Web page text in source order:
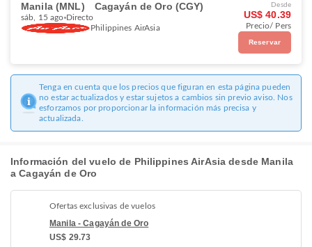
Manila (MNL) Cagayán de Oro (CGY)
sáb, 15 ago Directo
Philippines AirAsia
Desde
US$ 40.39
Precio/ Pers
Reservar
Tenga en cuenta que los precios que figuran en esta página pueden
no estar actualizados y estar sujetos a cambios sin previo aviso. Nos
esforzamos por proporcionar la información más precisa y
actualizada.
Información del vuelo de Philippines AirAsia desde Manila
a Cagayán de Oro
Ofertas exclusivas de vuelos
Manila - Cagayán de Oro
US$ 29.73